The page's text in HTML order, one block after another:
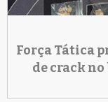
Força Tática
de crack